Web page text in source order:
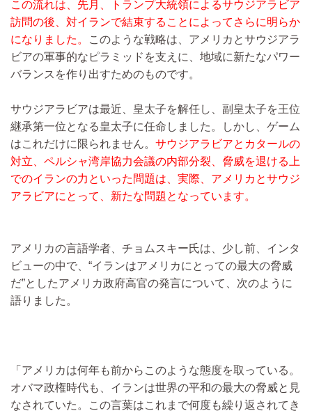
この流れは、先月、トランプ大統領によるサウジアラビア
訪問の後、対イランで結束することによってさらに明らか
になりました。
このような戦略は、アメリカとサウジアラ
ビアの軍事的なピラミッドを支えに、地域に新たなパワー
バランスを作り出すためのものです。
サウジアラビアは最近、皇太子を解任し、副皇太子を王位
継承第一位となる皇太子に任命しました。しかし、ゲーム
はこれだけに限られません。 サウジアラビアとカタールの
対立、ペルシャ湾岸協力会議の内部分裂、脅威を退ける上
でのイランの力といった問題は、実際、アメリカとサウジ
アラビアにとって、新たな問題となっています。
アメリカの言語学者、チョムスキー氏は、少し前、インタ
ビューの中で、“イランはアメリカにとっての最大の脅威
だ”としたアメリカ政府高官の発言について、次のように
語りました。
「アメリカは何年も前からこのような態度を取っている。
オバマ政権時代も、イランは世界の平和の最大の脅威と見
なされていた。この言葉はこれまで何度も繰り返されてき